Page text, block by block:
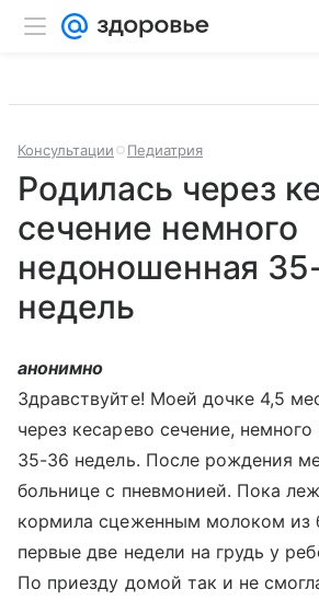
Консультации Педиатрия
Родилась через
сечение немного
недоношенная
недель
анонимно
Здравствуйте! Моей дочке 4,5
через кесарево сечение,
35-36 недель. После рождения
больнице с пневмонией. Пока
кормила сцеженным молоком из
первые две недели на грудь у
По приезду домой так и не